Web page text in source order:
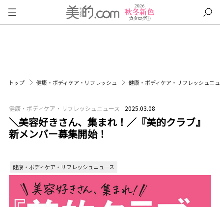
トップ 健康・ボディケア・リフレッシュ 健康・ボディケア・リフレッシュニ
健康・ボディケア・リフレッシュニュース 2025.03.08
＼美容好きさん、集まれ！／『美的クラブ』
新メンバー募集開始！
健康・ボディケア・リフレッシュニュース